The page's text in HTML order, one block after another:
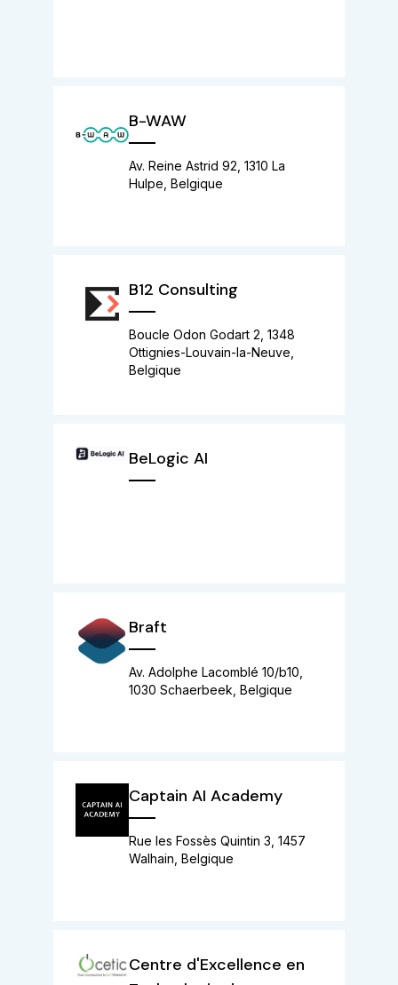
B-WAW
Av. Reine Astrid 92, 1310 La
Hulpe, Belgique
B12 Consulting
Boucle Odon Godart 2, 1348
Ottignies-Louvain-la-Neuve,
Belgique
BeLogic AI
Braft
Av. Adolphe Lacomblé 10/b10,
1030 Schaerbeek, Belgique
Captain AI Academy
Rue les Fossès Quintin 3, 1457
Walhain, Belgique
Centre d'Excellence en